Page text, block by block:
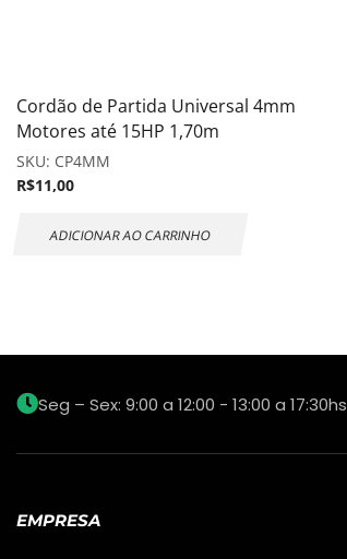
Cordão de Partida Universal 4mm
Motores até 15HP 1,70m
SKU: CP4MM
R$11,00
ADICIONAR AO CARRINHO
Seg – Sex: 9:00 a 12:00 - 13:00 a 17:30hs
EMPRESA